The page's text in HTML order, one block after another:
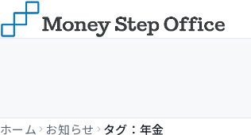
ホーム お知らせ タグ：年金